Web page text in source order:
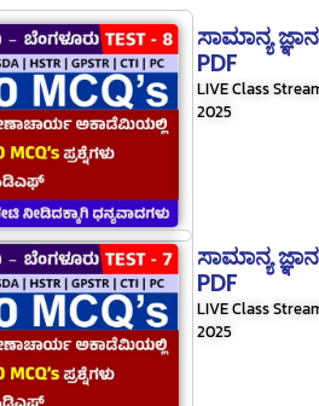
ಸಾಮಾನ್ಯ
PDF
LIVE Class
2025
ಸಾಮಾನ್ಯ
PDF
LIVE Class
2025